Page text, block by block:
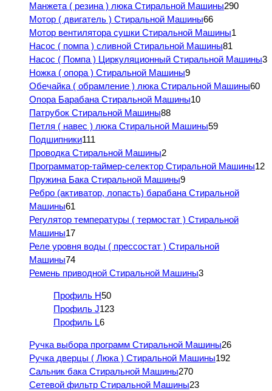
Манжета ( резина ) люка Стиральной Машины290
Мотор ( двигатель ) Стиральной Машины66
Мотор вентилятора сушки Стиральной Машины1
Насос ( помпа ) сливной Стиральной Машины81
Насос ( Помпа ) Циркуляционный Стиральной Машины3
Ножка ( опора ) Стиральной Машины9
Обечайка ( обрамление ) люка Стиральной Машины60
Опора Барабана Стиральной Машины10
Патрубок Стиральной Машины88
Петля ( навес ) люка Стиральной Машины59
Подшипники111
Проводка Стиральной Машины2
Программатор-таймер-селектор Стиральной Машины12
Пружина Бака Стиральной Машины9
Ребро (активатор, лопасть) барабана Стиральной
Машины61
Регулятор температуры ( термостат ) Стиральной
Машины17
Реле уровня воды ( прессостат ) Стиральной
Машины74
Ремень приводной Стиральной Машины3
Профиль H50
Профиль J123
Профиль L6
Ручка выбора программ Стиральной Машины26
Ручка дверцы ( Люка ) Стиральной Машины192
Сальник бака Стиральной Машины270
Сетевой фильтр Стиральной Машины23